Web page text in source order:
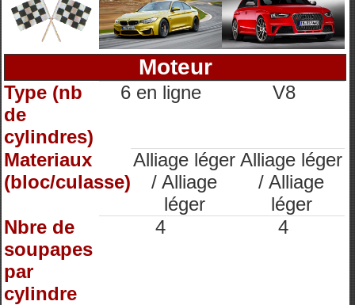
Moteur
Type (nb
de
cylindres)
6 en ligne V8
Materiaux
(bloc/culasse)
Alliage léger
/ Alliage
léger
Alliage léger
/ Alliage
léger
Nbre de
soupapes
par
cylindre
4 4